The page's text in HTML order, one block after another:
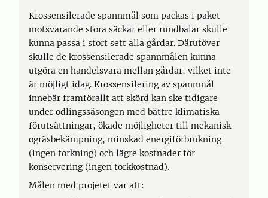
Krossensilerade spannmål som packas i paket
motsvarande stora säckar eller rundbalar skulle
kunna passa i stort sett alla gårdar. Därutöver
skulle de krossensilerade spannmålen kunna
utgöra en handelsvara mellan gårdar, vilket inte
är möjligt idag. Krossensilering av spannmål
innebär framförallt att skörd kan ske tidigare
under odlingssäsongen med bättre klimatiska
förutsättningar, ökade möjligheter till mekanisk
ogräsbekämpning, minskad energiförbrukning
(ingen torkning) och lägre kostnader för
konservering (ingen torkkostnad).
Målen med projetet var att: